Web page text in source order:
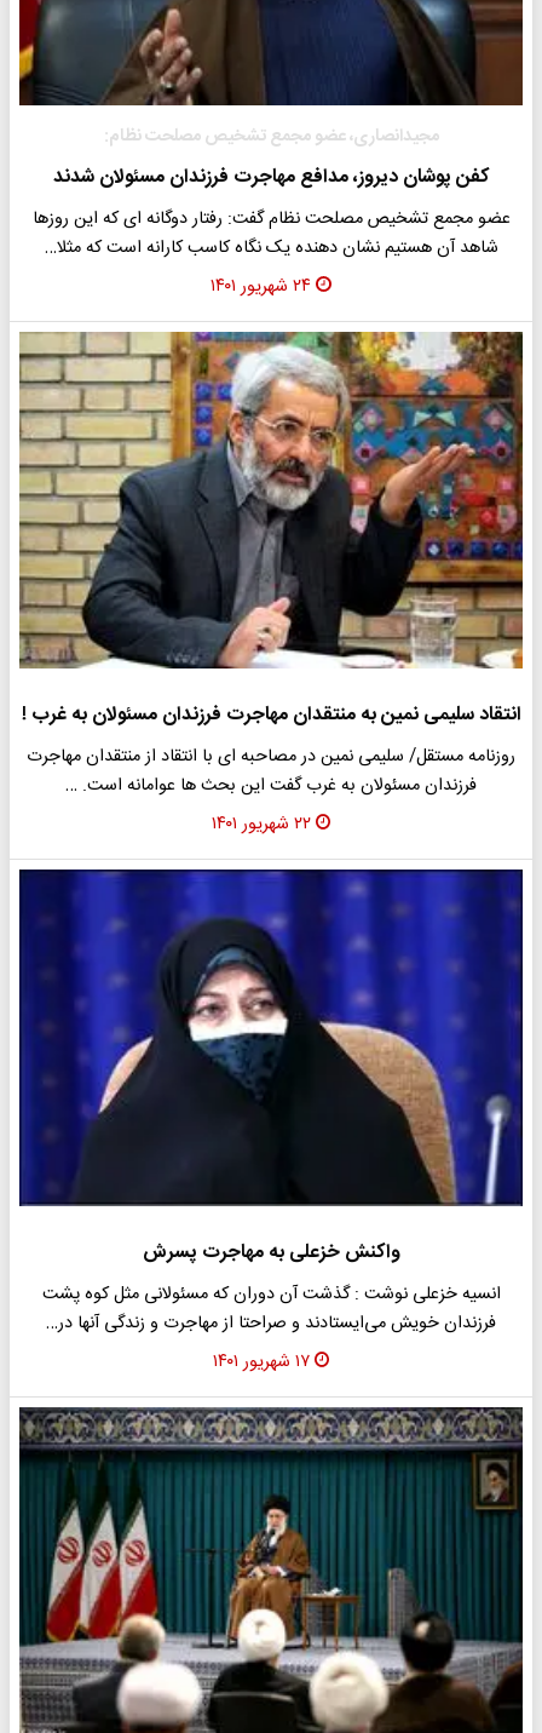
مجیدانصاری، عضو مجمع تشخیص مصلحت نظام:
کفن پوشان دیروز، مدافع مهاجرت فرزندان مسئولان شدند
عضو مجمع تشخیص مصلحت نظام گفت: رفتار دوگانه‎ ای که این روزها
شاهد آن هستیم نشان دهنده یک نگاه کاسب کارانه است که مثلا…
۲۴ شهریور ۱۴۰۱
انتقاد سلیمی نمین به منتقدان مهاجرت فرزندان مسئولان به غرب !
روزنامه مستقل/ سلیمی نمین در مصاحبه ای با انتقاد از منتقدان مهاجرت
فرزندان مسئولان به غرب گفت این بحث ها عوامانه است. …
۲۲ شهریور ۱۴۰۱
واکنش خزعلی به مهاجرت پسرش
انسیه خزعلی نوشت : گذشت آن دوران که مسئولانی مثل کوه پشت
فرزندان خویش می‌ایستادند و صراحتا از مهاجرت و زندگی آنها در…
۱۷ شهریور ۱۴۰۱